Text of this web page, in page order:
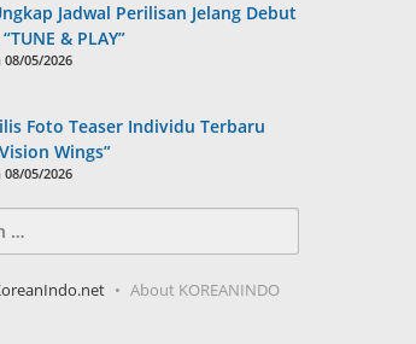
Jadwal Perilisan Jelang Debut
& PLAY”
05/2026
Foto Teaser Individu Terbaru
Wings”
05/2026
About KOREANINDO